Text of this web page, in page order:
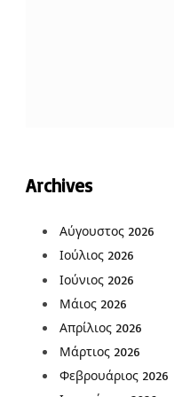
Archives
Αύγουστος 2026
Ιούλιος 2026
Ιούνιος 2026
Μάιος 2026
Απρίλιος 2026
Μάρτιος 2026
Φεβρουάριος 2026